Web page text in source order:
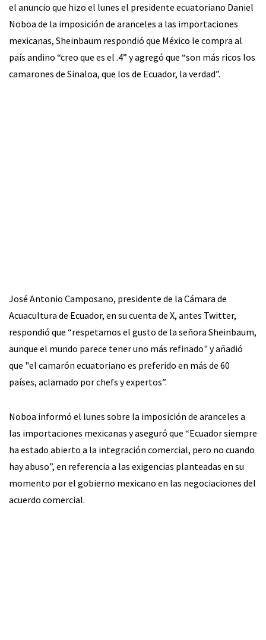
el anuncio que hizo el lunes el presidente ecuatoriano Daniel
Noboa de la imposición de aranceles a las importaciones
mexicanas, Sheinbaum respondió que México le compra al
país andino “creo que es el .4” y agregó que “son más ricos los
camarones de Sinaloa, que los de Ecuador, la verdad”.
José Antonio Camposano, presidente de la Cámara de
Acuacultura de Ecuador, en su cuenta de X, antes Twitter,
respondió que “respetamos el gusto de la señora Sheinbaum,
aunque el mundo parece tener uno más refinado" y añadió
que "el camarón ecuatoriano es preferido en más de 60
países, aclamado por chefs y expertos”.
Noboa informó el lunes sobre la imposición de aranceles a
las importaciones mexicanas y aseguró que “Ecuador siempre
ha estado abierto a la integración comercial, pero no cuando
hay abuso”, en referencia a las exigencias planteadas en su
momento por el gobierno mexicano en las negociaciones del
acuerdo comercial.